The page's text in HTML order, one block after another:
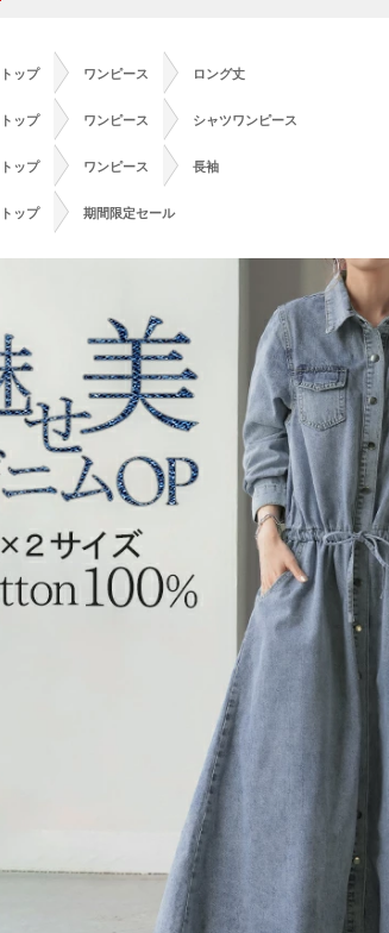
ップ > ワンピース > ロング丈
ップ > ワンピース > シャツワンピース
ップ > ワンピース > 長袖
ップ > 期間限定セール